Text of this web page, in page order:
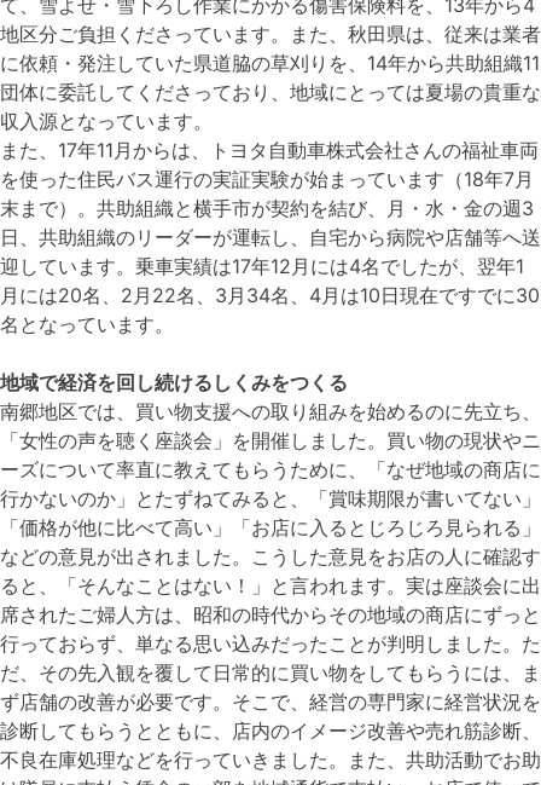
て、雪よせ・雪下ろし作業にかかる傷害保険料を、13年から4
地区分ご負担くださっています。また、秋田県は、従来は業者
に依頼・発注していた県道脇の草刈りを、14年から共助組織11
団体に委託してくださっており、地域にとっては夏場の貴重な
収入源となっています。
また、17年11月からは、トヨタ自動車株式会社さんの福祉車両
を使った住民バス運行の実証実験が始まっています（18年7月
末まで）。共助組織と横手市が契約を結び、月・水・金の週3
日、共助組織のリーダーが運転し、自宅から病院や店舗等へ送
迎しています。乗車実績は17年12月には4名でしたが、翌年1
月には20名、2月22名、3月34名、4月は10日現在ですでに30
名となっています。
地域で経済を回し続けるしくみをつくる
南郷地区では、買い物支援への取り組みを始めるのに先立ち、
「女性の声を聴く座談会」を開催しました。買い物の現状やニ
ーズについて率直に教えてもらうために、「なぜ地域の商店に
行かないのか」とたずねてみると、「賞味期限が書いてない」
「価格が他に比べて高い」「お店に入るとじろじろ見られる」
などの意見が出されました。こうした意見をお店の人に確認す
ると、「そんなことはない！」と言われます。実は座談会に出
席されたご婦人方は、昭和の時代からその地域の商店にずっと
行っておらず、単なる思い込みだったことが判明しました。た
だ、その先入観を覆して日常的に買い物をしてもらうには、ま
ず店舗の改善が必要です。そこで、経営の専門家に経営状況を
診断してもらうとともに、店内のイメージ改善や売れ筋診断、
不良在庫処理などを行っていきました。また、共助活動でお助